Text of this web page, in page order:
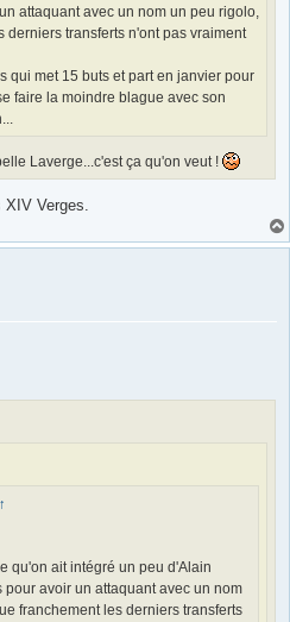
attaquant avec un nom un peu rigolo,
derniers transferts n'ont pas vraiment
qui met 15 buts et part en janvier pour
faire la moindre blague avec son
Laverge...c'est ça qu'on veut !
Verges.
↑
qu'on ait intégré un peu d'Alain
pour avoir un attaquant avec un nom
franchement les derniers transferts